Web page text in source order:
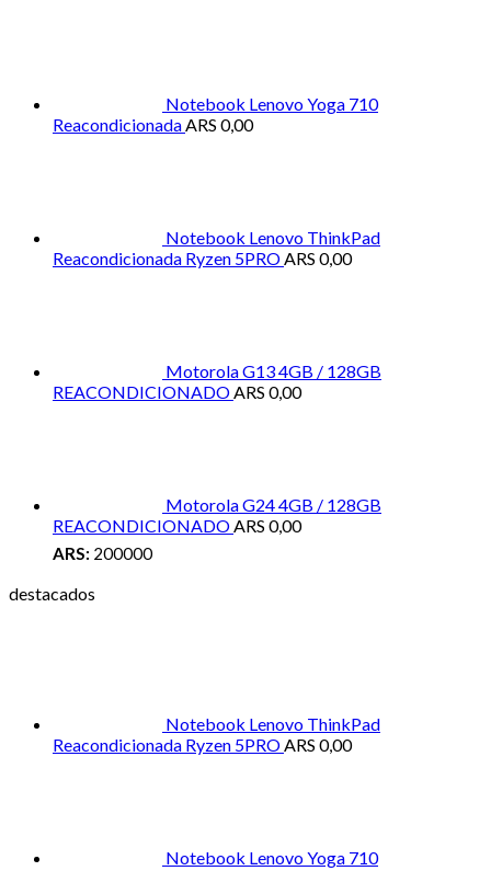
Notebook Lenovo Yoga 710
ReacondicionadaARS 0,00
Notebook Lenovo ThinkPad
Reacondicionada Ryzen 5PROARS 0,00
Motorola G13 4GB / 128GB
REACONDICIONADOARS 0,00
Motorola G24 4GB / 128GB
REACONDICIONADOARS 0,00
ARS: 200000
destacados
Notebook Lenovo ThinkPad
Reacondicionada Ryzen 5PROARS 0,00
Notebook Lenovo Yoga 710